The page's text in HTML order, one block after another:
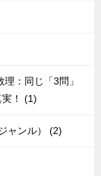
：同じ「3問」
！ (1)
ャンル） (2)